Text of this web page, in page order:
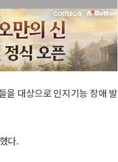
을 대상으로 인지기능 장애 발
다.